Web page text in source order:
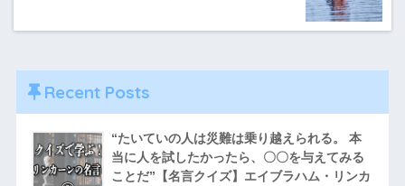
Recent Posts
“たいていの人は災難は乗り越えられる。 本
当に人を試したかったら、〇〇を与えてみる
ことだ”【名言クイズ】エイブラハム・リンカ